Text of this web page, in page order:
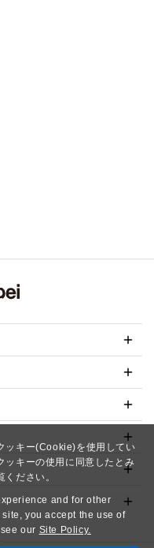
ッキー(Cookie)を使用してい
ッキーの使用に同意したとみ
ください。
and for other
you accept the use of
our Site Policy.